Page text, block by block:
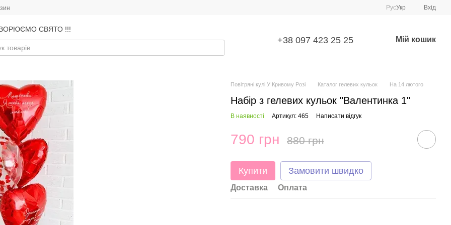
РусУкр Вхід
СВЯТО !!!
+38 097 423 25 25 Мій кошик
Повітряні кулі У Кривому Розі Каталог гелевих кульок На 14 лютого
Набір з гелевих кульок "Валентинка 1"
В наявності Артикул: 465 Написати відгук
790 грн 880 грн
Купити Замовити швидко
Доставка Оплата